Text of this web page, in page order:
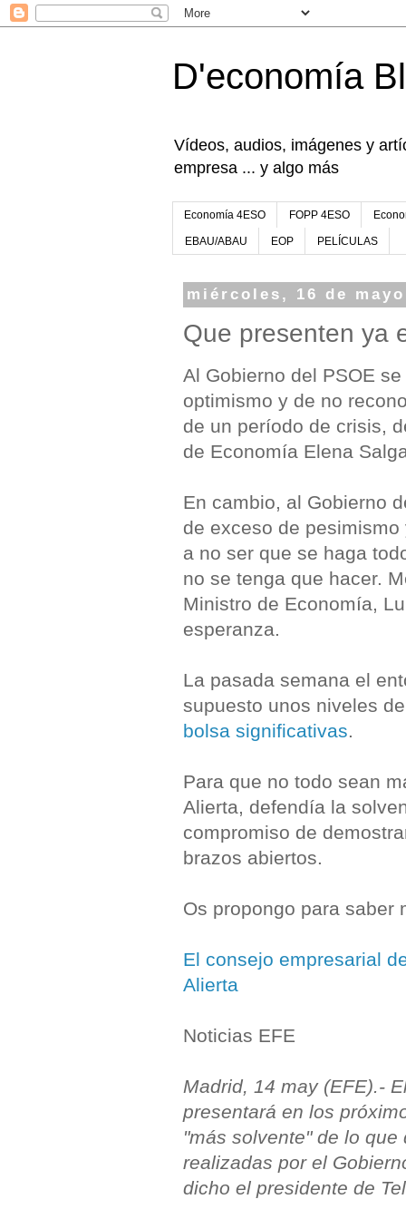
D'economía
Vídeos, audios, imágenes y
empresa ... y algo más
Economía 4ESO FOPP 4ESO
EBAU/ABAU EOP PELÍCULAS
miércoles, 16 de
Que presenten ya
Al Gobierno del PSOE
optimismo y de no
de un período de crisis,
de Economía Elena
En cambio, al Gobierno
de exceso de
a no ser que se haga
no se tenga que hacer.
Ministro de Economía,
esperanza.
La pasada semana el
supuesto unos niveles
bolsa significativas.
Para que no todo sean
Alierta, defendía la
compromiso de
brazos abiertos.
Os propongo para saber
El consejo empresarial
Alierta
Noticias EFE
Madrid, 14 may (EFE).-
presentará en los
"más solvente" de lo
realizadas por el
dicho el presidente de